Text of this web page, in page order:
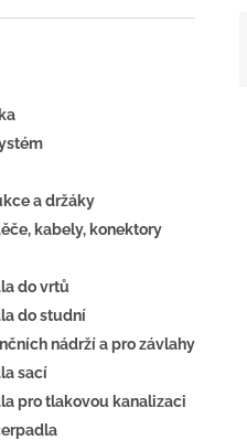
a držáky
kabely, konektory
do vrtů
do studní
nádrží a pro závlahy
sací
pro tlakovou kanalizaci